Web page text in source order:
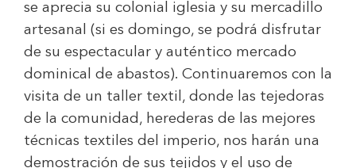
se aprecia su colonial iglesia y su mercadillo
artesanal (si es domingo, se podrá disfrutar
de su espectacular y auténtico mercado
dominical de abastos). Continuaremos con la
visita de un taller textil, donde las tejedoras
de la comunidad, herederas de las mejores
técnicas textiles del imperio, nos harán una
demostración de sus tejidos y el uso de